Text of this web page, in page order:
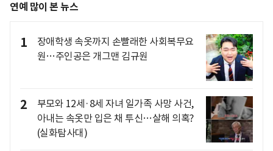
연예 많이 본 뉴스
1
장애학생 속옷까지 손빨래한 사회복무요
원…주인공은 개그맨 김규원
2
부모와 12세·8세 자녀 일가족 사망 사건,
아내는 속옷만 입은 채 투신…살해 의혹?
(실화탐사대)